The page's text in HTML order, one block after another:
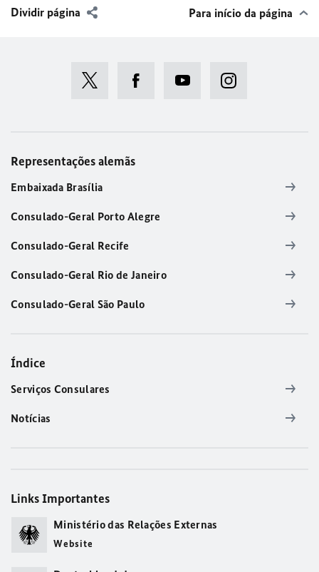
Dividir página Para início da página
Representações alemãs
Embaixada Brasília
Consulado-Geral Porto Alegre
Consulado-Geral Recife
Consulado-Geral Rio de Janeiro
Consulado-Geral São Paulo
Índice
Serviços Consulares
Notícias
Links Importantes
Ministério das Relações Externas
Website